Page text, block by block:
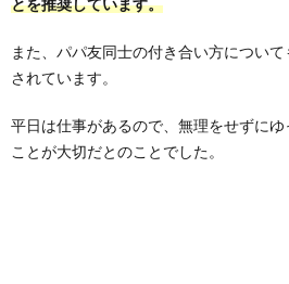
とを推奨しています。
また、パパ友同士の付き合い方につい
されています。
平日は仕事があるので、無理をせずに
ことが大切だとのことでした。